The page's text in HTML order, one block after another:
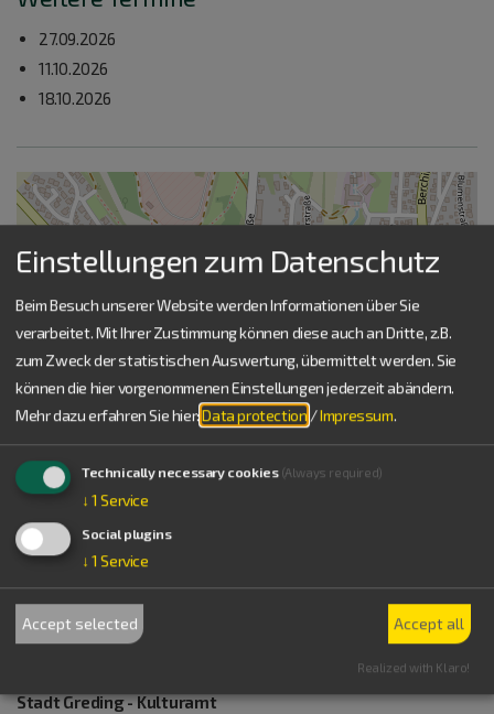
27.09.2026
11.10.2026
18.10.2026
Leaflet|© OpenStreetMap-Mitwirkende
Ort
Basilika St. Martin
Anfahrt über die Bergstraße
91171
Greding
Germany
pfarrverband-greding.de
vCard
49°2'51.74''N
Stadt Greding - Kulturamt
Einstellungen zum Datenschutz
Beim Besuch unserer Website werden Informationen über Sie
verarbeitet. Mit Ihrer Zustimmung können diese auch an Dritte, z.B.
zum Zweck der statistischen Auswertung, übermittelt werden. Sie
können die hier vorgenommenen Einstellungen jederzeit abändern.
Mehr dazu erfahren Sie hier:Data protection /Impressum.
Technically necessary cookies (Always required)
↓ 1 Service
Social plugins
↓ 1 Service
Accept selected Accept all
Realized with Klaro!